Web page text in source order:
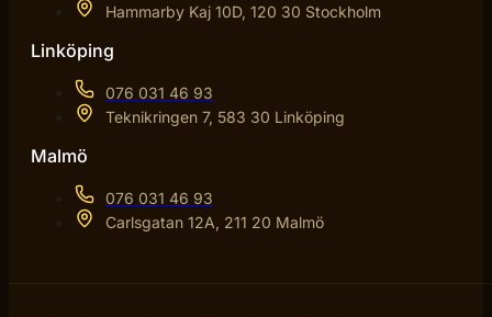
Hammarby Kaj 10D, 120 30 Stockholm
Linköping
076 031 46 93
Teknikringen 7, 583 30 Linköping
Malmö
076 031 46 93
Carlsgatan 12A, 211 20 Malmö